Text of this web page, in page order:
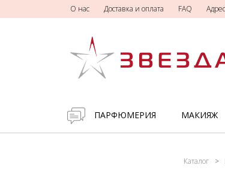
О нас Доставка и оплата FAQ
ПАРФЮМЕРИЯ МАКИЯЖ
Каталог